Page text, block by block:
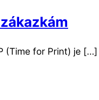
(Time for Print) je […]